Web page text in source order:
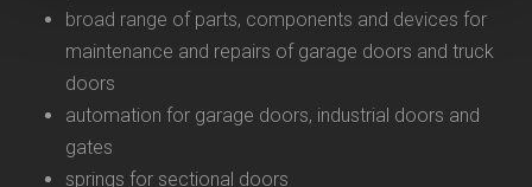
broad range of parts, components and devices for
maintenance and repairs of garage doors and truck
doors
automation for garage doors, industrial doors and
gates
springs for sectional doors